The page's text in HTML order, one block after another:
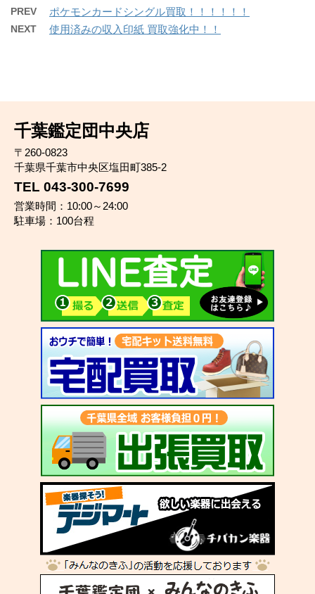
PREV ポケモンカードシングル買取！！！！！！
NEXT 使用済みの収入印紙 買取強化中！！
千葉鑑定団中央店
〒260-0823
千葉県千葉市中央区塩田町385-2
TEL 043-300-7699
営業時間：10:00～24:00
駐車場：100台程